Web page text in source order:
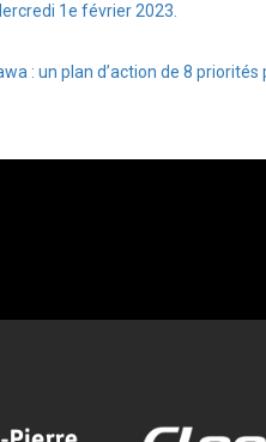
1e février 2023.
: un plan d’action de 8 priorités